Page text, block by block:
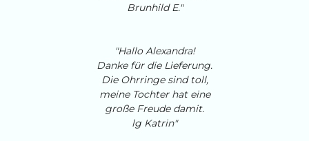
Brunhild E."
"Hallo Alexandra!
Danke für die Lieferung.
Die Ohrringe sind toll,
meine Tochter hat eine
große Freude damit.
lg Katrin"